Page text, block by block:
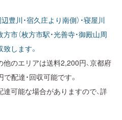
豊川・宿久庄より南側）・寝屋川
方市（枚方市駅・光善寺・御殿山周
します。
他のエリアは送料2,200円、京都府
配達・回収可能です。
可能な場合がありますので、詳